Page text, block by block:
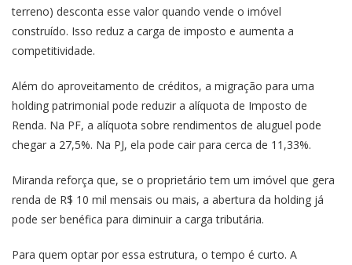
terreno) desconta esse valor quando vende o imóvel
construído. Isso reduz a carga de imposto e aumenta a
competitividade.
Além do aproveitamento de créditos, a migração para uma
holding patrimonial pode reduzir a alíquota de Imposto de
Renda. Na PF, a alíquota sobre rendimentos de aluguel pode
chegar a 27,5%. Na PJ, ela pode cair para cerca de 11,33%.
Miranda reforça que, se o proprietário tem um imóvel que gera
renda de R$ 10 mil mensais ou mais, a abertura da holding já
pode ser benéfica para diminuir a carga tributária.
Para quem optar por essa estrutura, o tempo é curto. A